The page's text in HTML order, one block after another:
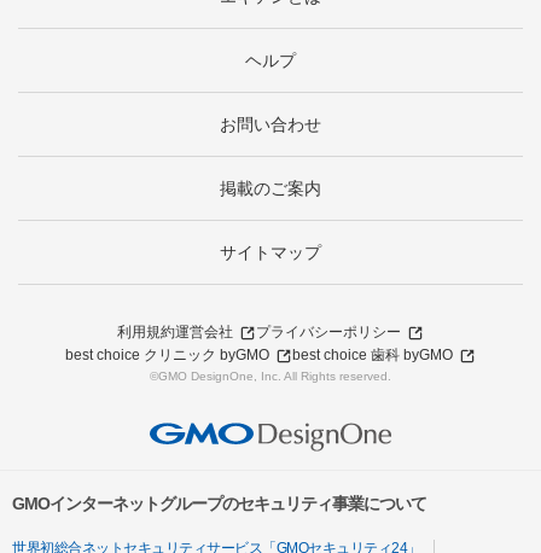
ヘルプ
お問い合わせ
掲載のご案内
サイトマップ
利用規約運営会社
プライバシーポリシー
best choice クリニック byGMO
best choice 歯科 byGMO
©GMO DesignOne, Inc. All Rights reserved.
GMOインターネットグループのセキュリティ事業について
世界初総合ネットセキュリティサービス「GMOセキュリティ24」